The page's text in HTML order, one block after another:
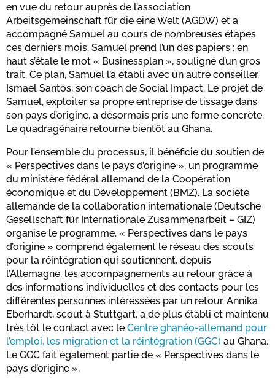
en vue du retour auprès de l’association
Arbeitsgemeinschaft für die eine Welt (AGDW) et a
accompagné Samuel au cours de nombreuses étapes
ces derniers mois. Samuel prend l’un des papiers : en
haut s’étale le mot « Businessplan », souligné d’un gros
trait. Ce plan, Samuel l’a établi avec un autre conseiller,
Ismael Santos, son coach de Social Impact. Le projet de
Samuel, exploiter sa propre entreprise de tissage dans
son pays d’origine, a désormais pris une forme concrète.
Le quadragénaire retourne bientôt au Ghana.
Pour l’ensemble du processus, il bénéficie du soutien de
« Perspectives dans le pays d’origine », un programme
du ministère fédéral allemand de la Coopération
économique et du Développement (BMZ). La société
allemande de la collaboration internationale (Deutsche
Gesellschaft für Internationale Zusammenarbeit – GIZ)
organise le programme. « Perspectives dans le pays
d’origine » comprend également le réseau des scouts
pour la réintégration qui soutiennent, depuis
l’Allemagne, les accompagnements au retour grâce à
des informations individuelles et des contacts pour les
différentes personnes intéressées par un retour. Annika
Eberhardt, scout à Stuttgart, a de plus établi et maintenu
très tôt le contact avec le Centre ghanéo-allemand pour
l’emploi, les migration et la réintégration (GGC) au Ghana.
Le GGC fait également partie de « Perspectives dans le
pays d’origine ».